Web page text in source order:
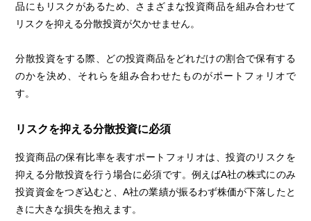
品にもリスクがあるため、さまざまな投資商品を組み合わせて
リスクを抑える分散投資が欠かせません。
分散投資をする際、どの投資商品をどれだけの割合で保有する
のかを決め、それらを組み合わせたものがポートフォリオで
す。
リスクを抑える分散投資に必須
投資商品の保有比率を表すポートフォリオは、投資のリスクを
抑える分散投資を行う場合に必須です。例えばA社の株式にのみ
投資資金をつぎ込むと、A社の業績が振るわず株価が下落したと
きに大きな損失を抱えます。